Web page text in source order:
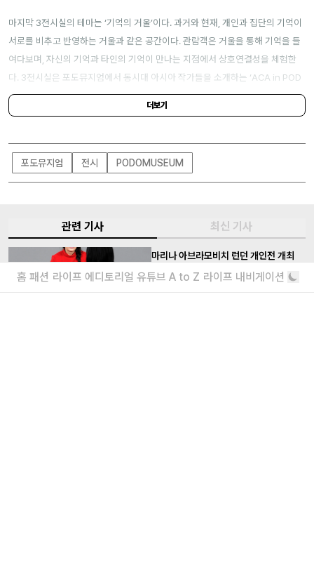
마지막 3전시실의 테마는 ‘기억의 거울’이다. 과거와 현재, 개인과 집단의 기억이
서로를 비추고 반영하는 거울과 같은 공간이다. 관람객은 거울을 통해 기억을 들
여다보며, 자신의 기억과 타인의 기억이 만나는 지점에서 상호연결성을 체험한
다. 3전시실은 포도뮤지엄에서 동시대 아시아 작가들을 소개하는 ‘ACA in POD
O’ 프로젝트의 일환으로 마련됐다. 부지현(Boo Jihyun), 김한영(Kim Han youn
g), 송동(Song Dong), 쇼 시부야(Sho Shibuya) 등 한·중·일 4인의 작가가 “그
더보기
포도뮤지엄 전시 PODOMUSEUM
관련 기사 최신 기사
마리나 아브라모비치 런던 개인전 개최
1,200장의 사진으로 변환된 각각의 장면들
홈 패션 라이프 에디토리얼 유튜브 A to Z 라이프 내비게이션